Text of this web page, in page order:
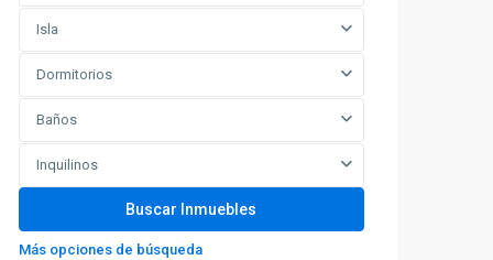
Isla
Dormitorios
Baños
Inquilinos
Más opciones de búsqueda